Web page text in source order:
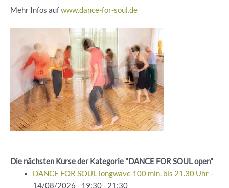
Mehr Infos aufwww.dance-for-soul.de
Die nächsten Kurse der Kategorie "DANCE FOR SOUL open"
DANCE FOR SOUL longwave 100 min. bis 21.30 Uhr-
14/08/2026 - 19:30 - 21:30